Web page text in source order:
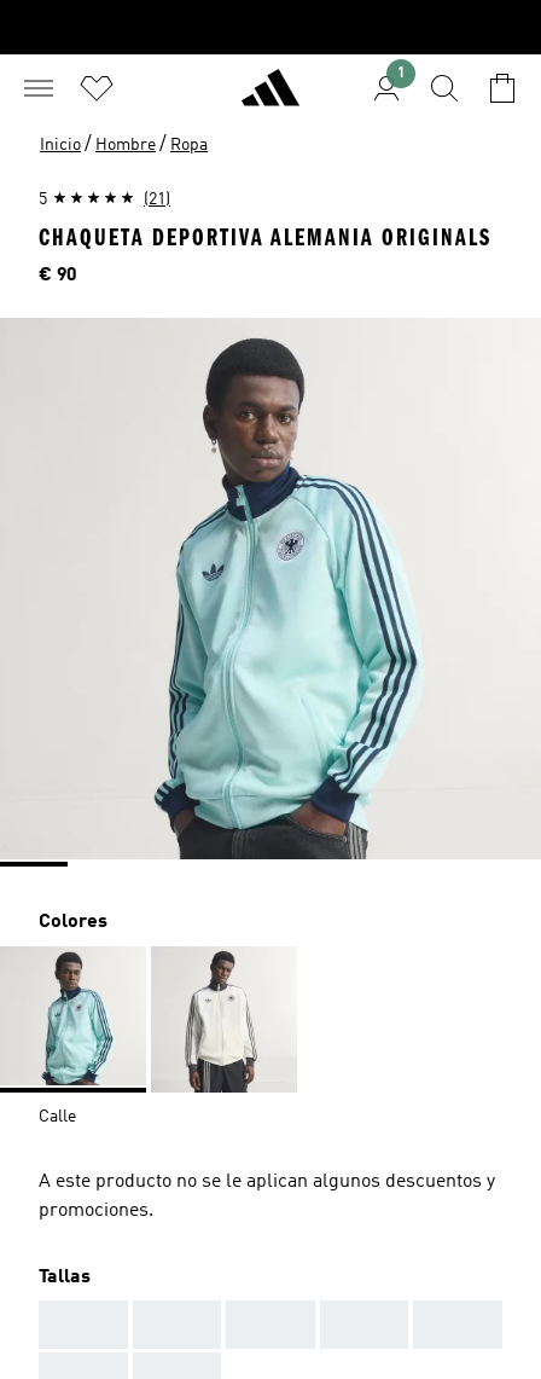
1
Inicio / Hombre / Ropa
5 (21)
CHAQUETA DEPORTIVA ALEMANIA ORIGINALS
Precio
€ 90
Colores
Calle
A este producto no se le aplican algunos descuentos y
promociones.
Tallas